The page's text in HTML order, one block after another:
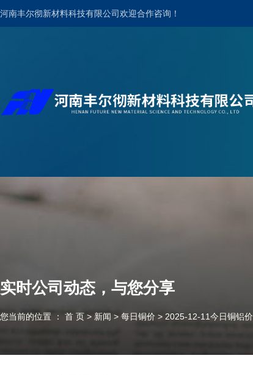
河南丰尔彻新材料科技有限公司欢迎合作咨询！
实时公司动态，与您分享
您当前的位置 ： 首 页 > 新闻 > 每日铜价 > 2025-12-11今日铜铝价